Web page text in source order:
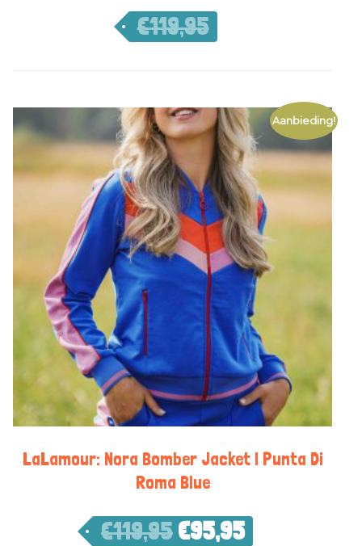
€119,95
Aanbieding!
LaLamour: Nora Bomber Jacket | Punta Di
Roma Blue
€119,95 €95,95